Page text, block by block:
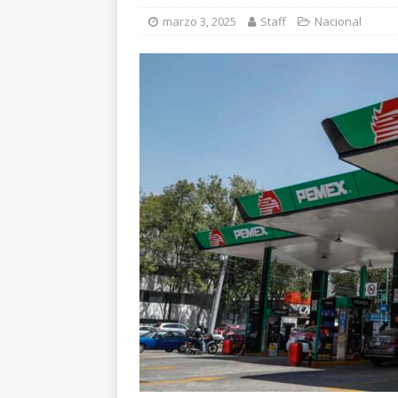
marzo 3, 2025 Staff Nacional